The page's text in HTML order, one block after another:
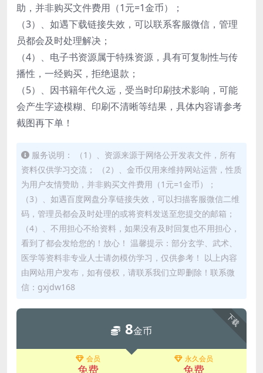
助，并非购买文件费用（1元=1金币）；
（3）、如遇下载链接失效，可以联系客服微信，管理
员都会及时处理解决；
（4）、电子书资源属于特殊资源，具有可复制性与传
播性，一经购买，拒绝退款；
（5）、因书籍年代久远，受当时印刷技术影响，可能
会产生字迹模糊、印刷不清晰等结果，具体内容请参考
截图再下单！
服务说明： （1）、资源来源于网络公开发表文件，所有
资料仅供学习交流； （2）、金币仅用来维持网站运营，性质
为用户友情赞助，并非购买文件费用（1元=1金币）；
（3）、如遇百度网盘分享链接失效，可以扫描客服微信二维
码，管理员都会及时处理的或将资料发送至您提交的邮箱；
（4）、不用担心不给资料，如果没有及时回复也不用担心，
看到了都会发给您的！放心！ 温馨提示：部分玄学、武术、
医学等资料非专业人士请勿模仿学习，仅供参考！ 以上内容
由网站用户发布，如有侵权，请联系我们立即删除！联系微
信：gxjdw168
下载
8金币
会员
免费
永久会员
免费